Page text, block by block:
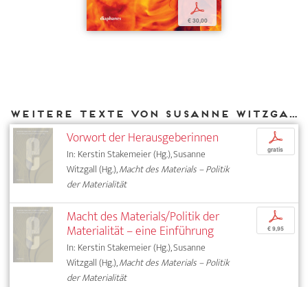
p
€ 30,00
Weitere Texte von Susanne Witzgall bei DIAPHANES
Vorwort der Herausgeberinnen
In: Kerstin Stakemeier (Hg.), Susanne
Witzgall (Hg.),Macht des Materials – Politik
der Materialität
p
gratis
Macht des Materials/Politik der
Materialität – eine Einführung
In: Kerstin Stakemeier (Hg.), Susanne
Witzgall (Hg.),Macht des Materials – Politik
der Materialität
p
€ 9,95